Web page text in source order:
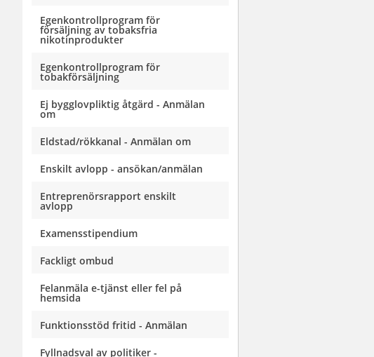
Egenkontrollprogram för
försäljning av tobaksfria
nikotinprodukter
Egenkontrollprogram för
tobakförsäljning
Ej bygglovpliktig åtgärd - Anmälan
om
Eldstad/rökkanal - Anmälan om
Enskilt avlopp - ansökan/anmälan
Entreprenörsrapport enskilt
avlopp
Examensstipendium
Fackligt ombud
Felanmäla e-tjänst eller fel på
hemsida
Funktionsstöd fritid - Anmälan
Fyllnadsval av politiker -